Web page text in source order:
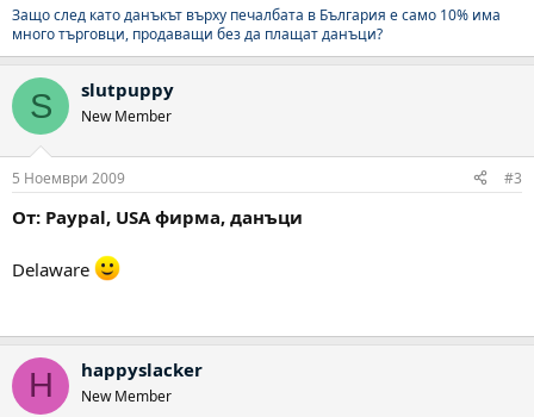
Защо след като данъкът върху печалбата в България е само 10% има
много търговци, продаващи без да плащат данъци?
S slutpuppy
New Member
5 Ноември 2009 #3
От: Paypal, USA фирма, данъци
Delaware
H happyslacker
New Member